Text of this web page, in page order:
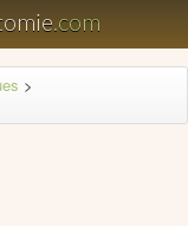
.com
>